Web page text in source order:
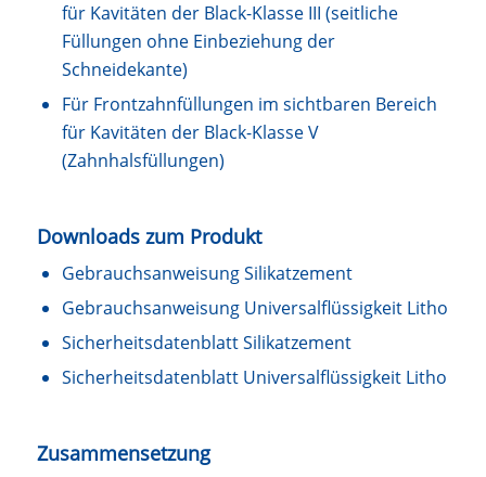
für Kavitäten der Black-Klasse III (seitliche
Füllungen ohne Einbeziehung der
Schneidekante)
Für Frontzahnfüllungen im sichtbaren Bereich
für Kavitäten der Black-Klasse V
(Zahnhalsfüllungen)
Downloads zum Produkt
Gebrauchsanweisung Silikatzement
Gebrauchsanweisung Universalflüssigkeit Litho
Sicherheitsdatenblatt Silikatzement
Sicherheitsdatenblatt Universalflüssigkeit Litho
Zusammensetzung